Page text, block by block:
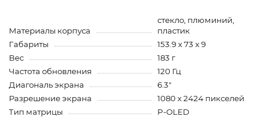
Материалы корпуса
стекло, плюминий,
пластик
Габариты
153.9 x 73 x 9
Вес
183 г
Частота обновления
120 Гц
Диагональ экрана
6.3"
Разрешение экрана
1080 x 2424 пикселей
Тип матрицы
P-OLED